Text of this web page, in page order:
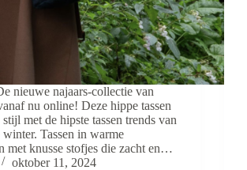
nieuwe najaars-collectie van
nu online! Deze hippe tassen
met de hipste tassen trends van
winter. Tassen in warme
met knusse stofjes die zacht en…
oktober 11, 2024